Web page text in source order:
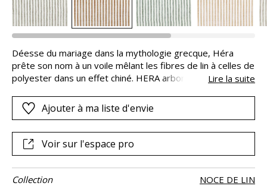
Déesse du mariage dans la mythologie grecque, Héra
prête son nom à un voile mêlant les fibres de lin à celles de
polyester dans un effet chiné. HERA arbore un motif
franches. Lavable et de grande largeur, le voile est
proposé en six coloris très actuels.
Lire la suite
Ajouter à ma liste d'envie
Voir sur l'espace pro
Collection
NOCE DE LIN